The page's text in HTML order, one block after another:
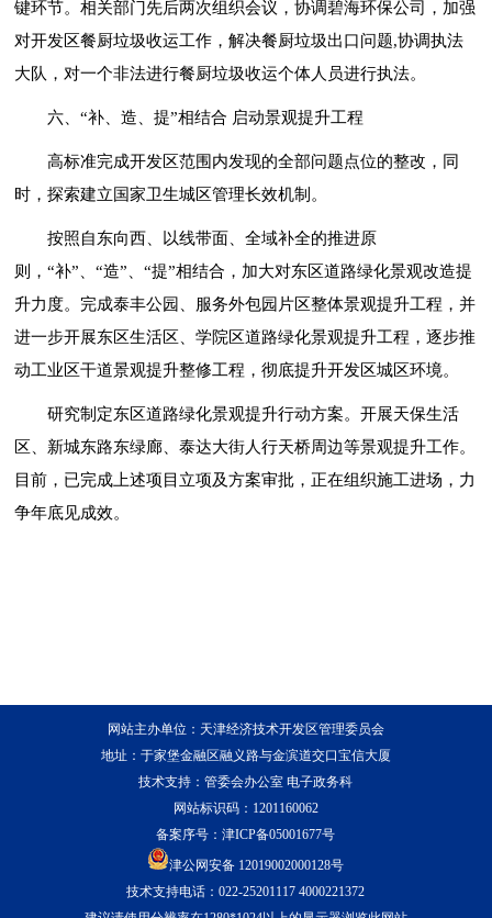
键环节。相关部门先后两次组织会议，协调碧海环保公司，加强
对开发区餐厨垃圾收运工作，解决餐厨垃圾出口问题,协调执法
大队，对一个非法进行餐厨垃圾收运个体人员进行执法。
六、“补、造、提”相结合 启动景观提升工程
高标准完成开发区范围内发现的全部问题点位的整改，同
时，探索建立国家卫生城区管理长效机制。
按照自东向西、以线带面、全域补全的推进原
则，“补”、“造”、“提”相结合，加大对东区道路绿化景观改造提
升力度。完成泰丰公园、服务外包园片区整体景观提升工程，并
进一步开展东区生活区、学院区道路绿化景观提升工程，逐步推
动工业区干道景观提升整修工程，彻底提升开发区城区环境。
研究制定东区道路绿化景观提升行动方案。开展天保生活
区、新城东路东绿廊、泰达大街人行天桥周边等景观提升工作。
目前，已完成上述项目立项及方案审批，正在组织施工进场，力
争年底见成效。
网站主办单位：天津经济技术开发区管理委员会
地址：于家堡金融区融义路与金滨道交口宝信大厦
技术支持：管委会办公室 电子政务科
网站标识码：1201160062
备案序号：津ICP备05001677号
津公网安备 12019002000128号
技术支持电话：022-25201117 4000221372